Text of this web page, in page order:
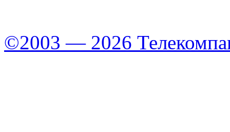
©2003 — 2026